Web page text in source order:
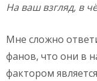
На ваш взгляд, в
Мне сложно
фанов, что они в
фактором